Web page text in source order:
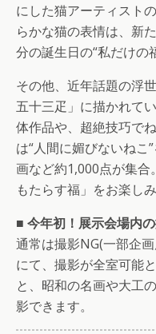
にした猫アーティスト
らかな猫の表情は、新
分の誕生日の“私だけの
その他、近年話題の浮
五十三疋」に描かれて
体作品や、超絶技巧で
は“人間に媚びないねこ
画など約1,000点が集
もたらす福」をお楽し
■ 今年初！展示会場内
通常は撮影NG(一部企
にて、撮影が全室可能
と、昭和の名画や大工
影できます。